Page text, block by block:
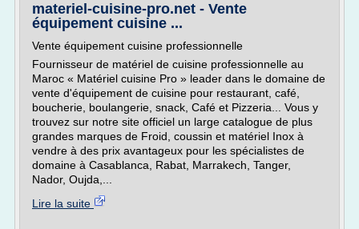
materiel-cuisine-pro.net - Vente
équipement cuisine ...
Vente équipement cuisine professionnelle
Fournisseur de matériel de cuisine professionnelle au
Maroc « Matériel cuisine Pro » leader dans le domaine de
vente d'équipement de cuisine pour restaurant, café,
boucherie, boulangerie, snack, Café et Pizzeria... Vous y
trouvez sur notre site officiel un large catalogue de plus
grandes marques de Froid, coussin et matériel Inox à
vendre à des prix avantageux pour les spécialistes de
domaine à Casablanca, Rabat, Marrakech, Tanger,
Nador, Oujda,...
Lire la suite